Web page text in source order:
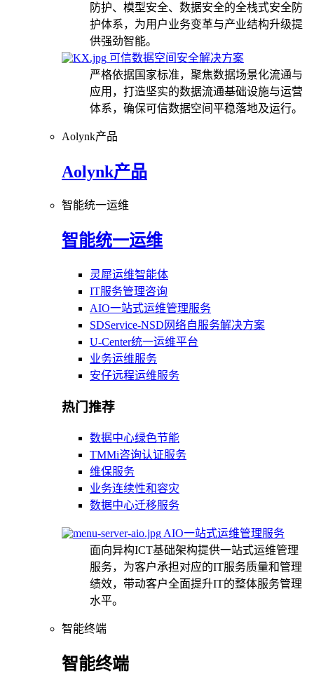
防护、模型安全、数据安全的全栈式安全防
护体系，为用户业务变革与产业结构升级提
供强劲智能。
可信数据空间安全解决方案
严格依据国家标准，聚焦数据场景化流通与
应用，打造坚实的数据流通基础设施与运营
体系，确保可信数据空间平稳落地及运行。
Aolynk产品
Aolynk产品
智能统一运维
智能统一运维
灵犀运维智能体
IT服务管理咨询
AIO一站式运维管理服务
SDService-NSD网络自服务解决方案
U-Center统一运维平台
业务运维服务
安仔远程运维服务
热门推荐
数据中心绿色节能
TMMi咨询认证服务
维保服务
业务连续性和容灾
数据中心迁移服务
AIO一站式运维管理服务
面向异构ICT基础架构提供一站式运维管理
服务，为客户承担对应的IT服务质量和管理
绩效，带动客户全面提升IT的整体服务管理
水平。
智能终端
智能终端